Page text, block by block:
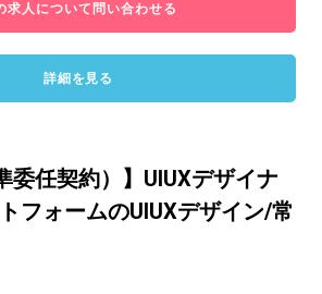
求人について問い合わせる
詳細を見る
委任契約）】UIUXデザイナ
フォームのUIUXデザイン/常